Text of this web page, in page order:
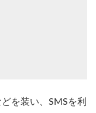
を装い、SMSを利